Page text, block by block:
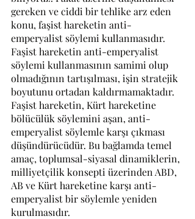
gereken ve ciddi bir tehlike arz eden
konu, faşist hareketin anti-
emperyalist söylemi kullanmasıdır.
Faşist hareketin anti-emperyalist
söylemi kullanmasının samimi olup
olmadığının tartışılması, işin stratejik
boyutunu ortadan kaldırmamaktadır.
Faşist hareketin, Kürt hareketine
bölücülük söylemini aşan, anti-
emperyalist söylemle karşı çıkması
düşündürücüdür. Bu bağlamda temel
amaç, toplumsal-siyasal dinamiklerin,
milliyetçilik konsepti üzerinden ABD,
AB ve Kürt hareketine karşı anti-
emperyalist bir söylemle yeniden
kurulmasıdır.